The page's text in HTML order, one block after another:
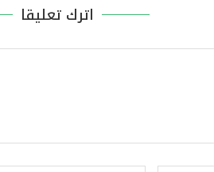
اترك تعليقا